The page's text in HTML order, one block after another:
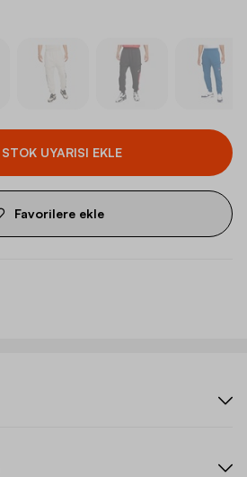
STOK UYARISI EKLE
Favorilere ekle